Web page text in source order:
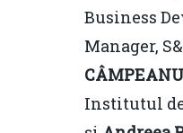
Business
Manager,
CÂMPEANU
Institutul